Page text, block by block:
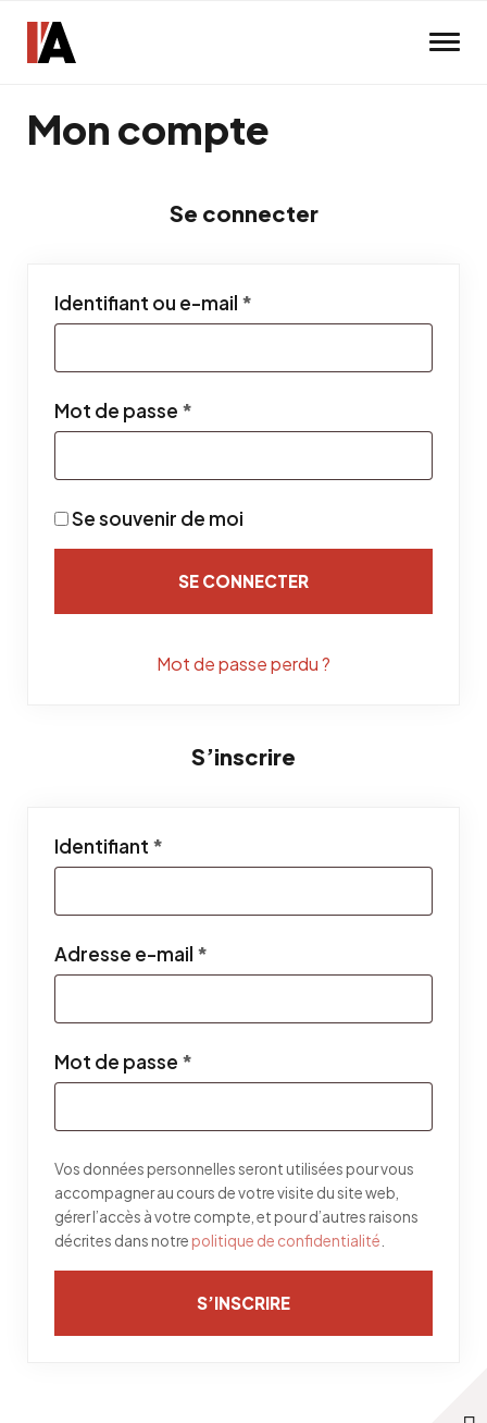
Mon compte
Se connecter
Identifiant ou e-mail *
Mot de passe *
Se souvenir de moi
SE CONNECTER
Mot de passe perdu ?
S’inscrire
Identifiant *
Adresse e-mail *
Mot de passe *
Vos données personnelles seront utilisées pour vous
accompagner au cours de votre visite du site web,
gérer l’accès à votre compte, et pour d’autres raisons
décrites dans notre politique de confidentialité
S’INSCRIRE